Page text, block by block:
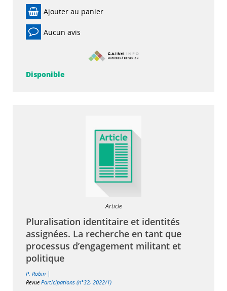
Ajouter au panier
Aucun avis
Disponible
Article
Pluralisation identitaire et identités
assignées. La recherche en tant que
processus d’engagement militant et
politique
P. Robin |
Revue Participations (n°32, 2022/1)